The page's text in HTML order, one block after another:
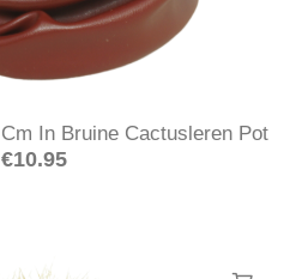
In Bruine Cactusleren Pot
€10.95